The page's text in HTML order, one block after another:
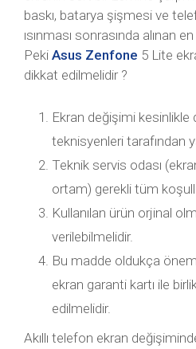
baskı, batarya şişmesi ve
ısınması sonrasında alınan
Peki Asus Zenfone 5 Lite
dikkat edilmelidir ?
Ekran değişimi kesinlikle
teknisyenleri tarafından
Teknik servis odası
ortam) gerekli tüm
Kullanılan ürün orjinal
verilebilmelidir.
Bu madde oldukça
ekran garanti kartı ile
edilmelidir.
Akıllı telefon ekran